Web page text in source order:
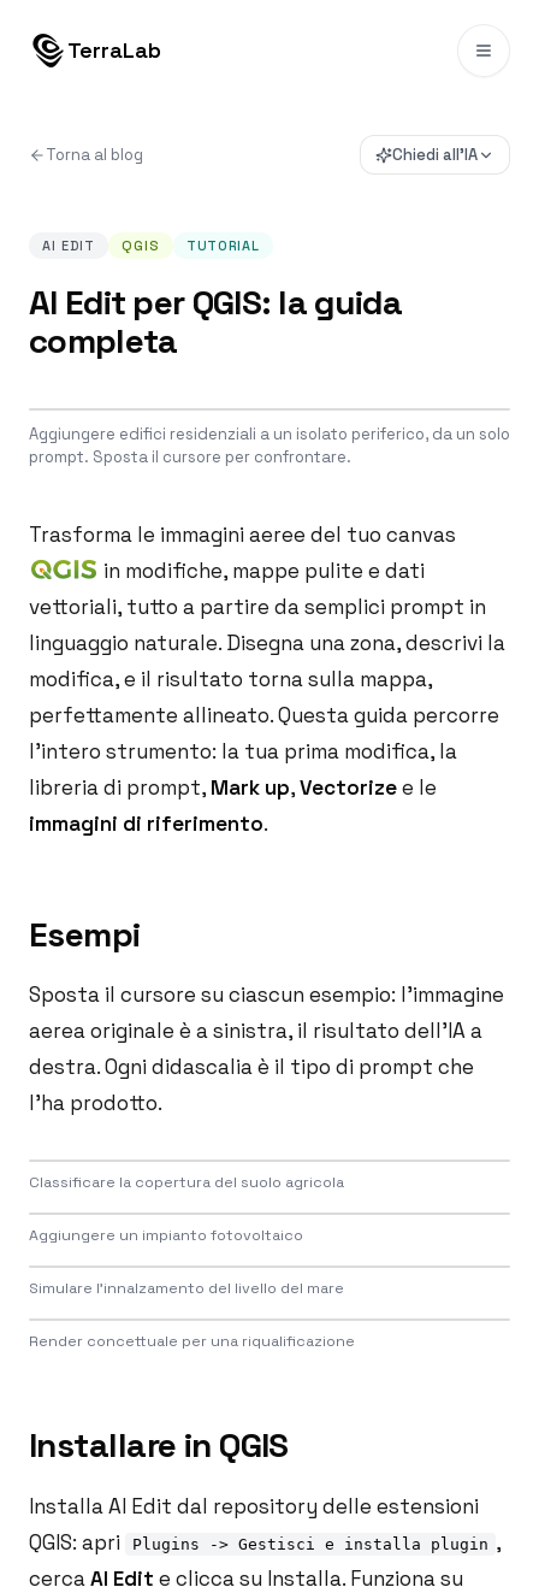
TerraLab
Torna al blog Chiedi all'IA
AI EDIT QGIS TUTORIAL
AI Edit per QGIS: la guida
completa
BEFORE AFTER
Aggiungere edifici residenziali a un isolato periferico, da un solo
prompt. Sposta il cursore per confrontare.
Trasforma le immagini aeree del tuo canvas
in modifiche, mappe pulite e dati
vettoriali, tutto a partire da semplici prompt in
linguaggio naturale. Disegna una zona, descrivi la
modifica, e il risultato torna sulla mappa,
perfettamente allineato. Questa guida percorre
l'intero strumento: la tua prima modifica, la
libreria di prompt, Mark up,Vectorizee le
immagini di riferimento.
Esempi
Sposta il cursore su ciascun esempio: l'immagine
aerea originale è a sinistra, il risultato dell'IA a
destra. Ogni didascalia è il tipo di prompt che
l'ha prodotto.
BEFORE
Classificare la copertura del suolo agricola
BEFORE
Drag to compare
Aggiungere un impianto fotovoltaico
BEFORE
Drag to compare
Simulare l'innalzamento del livello del mare
BEFORE
Drag to compare
Render concettuale per una riqualificazione
Installare in QGIS
Installa AI Edit dal repository delle estensioni
QGIS: apri
Plugins -> Gestisci e installa plugin ,
cercaAI Edit e clicca su Installa. Funziona su